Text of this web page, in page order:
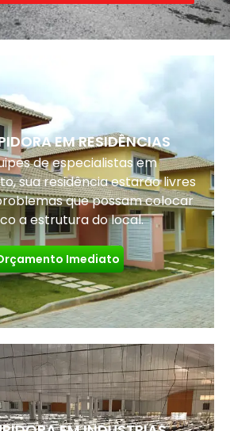
EM RESIDÊNCIAS
de especialistas em
sua residência estarão livres
que possam colocar
a estrutura do local.
Imediato